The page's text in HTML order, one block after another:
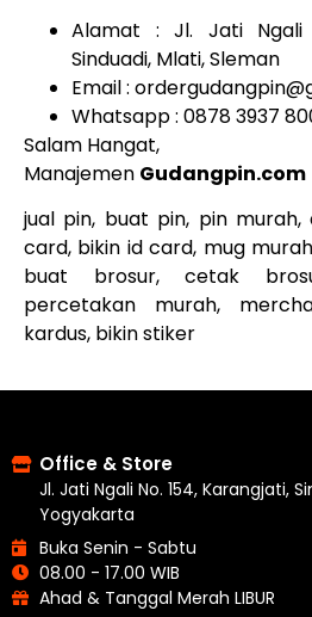
Alamat : Jl. Jati Ngali
Sinduadi, Mlati, Sleman
Email :
Whatsapp : 0878 3937
Salam Hangat,
Manajemen Gudangpin.com
jual pin, buat pin, pin
card, bikin id card, mug
buat brosur, cetak
percetakan murah,
kardus, bikin stiker
Office & Store
Jl. Jati Ngali No. 154, Karangjati,
Yogyakarta
Buka Senin - Sabtu
08.00 - 17.00 WIB
Ahad & Tanggal Merah LIBUR